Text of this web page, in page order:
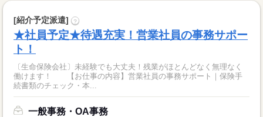
[紹介予定派遣] ?
★社員予定★待遇充実！営業社員の事務サポー
ト！
〔生命保険会社〕未経験でも大丈夫！残業がほとんどなく無理なく
働けます！ 【お仕事の内容】営業社員の事務サポート｜保険手
続書類のチェック・本...
一般事務・OA事務